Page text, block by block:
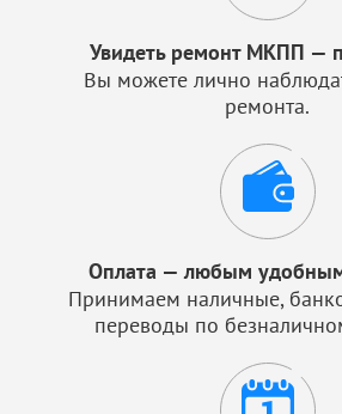
Увидеть ремонт МКПП —
Вы можете лично
ремонта.
Оплата — любым
Принимаем наличные,
переводы по